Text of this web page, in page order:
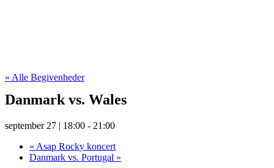
« Alle Begivenheder
Danmark vs. Wales
september 27 | 18:00 - 21:00
« Asap Rocky koncert
Danmark vs. Portugal »